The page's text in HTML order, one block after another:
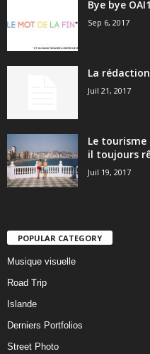
Bye bye
Sep 6, 2017
La
Juil 21, 2017
Le tourisme
il toujours
Juil 19, 2017
POPULAR CATEGORY
Musique visuelle
Road Trip
Islande
Derniers Portfolios
Street Photo